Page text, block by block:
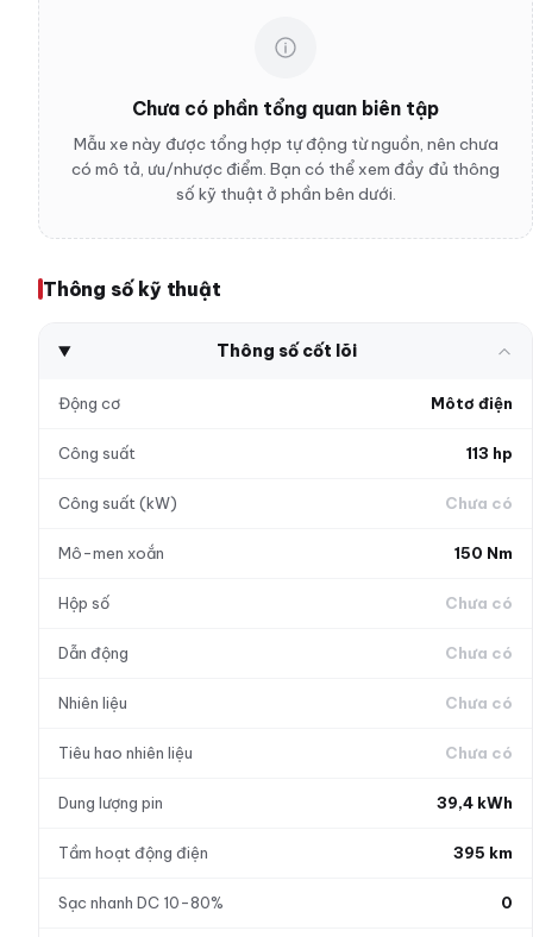
Chưa có phần tổng quan biên tập
Mẫu xe này được tổng hợp tự động từ nguồn, nên chưa
có mô tả, ưu/nhược điểm. Bạn có thể xem đầy đủ thông
số kỹ thuật ở phần bên dưới.
Thông số kỹ thuật
Thông số cốt lõi
Động cơ Môtơ điện
Công suất 113 hp
Công suất (kW) Chưa có
Mô-men xoắn 150 Nm
Hộp số Chưa có
Dẫn động Chưa có
Nhiên liệu Chưa có
Tiêu hao nhiên liệu Chưa có
Dung lượng pin 39,4 kWh
Tầm hoạt động điện 395 km
Sạc nhanh DC 10-80% 0